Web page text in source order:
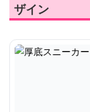
ザイン